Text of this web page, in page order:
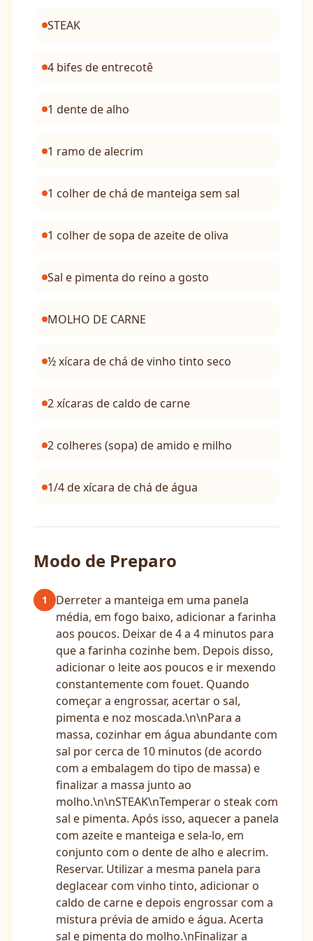
STEAK
4 bifes de entrecotê
1 dente de alho
1 ramo de alecrim
1 colher de chá de manteiga sem sal
1 colher de sopa de azeite de oliva
Sal e pimenta do reino a gosto
MOLHO DE CARNE
½ xícara de chá de vinho tinto seco
2 xícaras de caldo de carne
2 colheres (sopa) de amido e milho
1/4 de xícara de chá de água
Modo de Preparo
1
Derreter a manteiga em uma panela
média, em fogo baixo, adicionar a farinha
aos poucos. Deixar de 4 a 4 minutos para
que a farinha cozinhe bem. Depois disso,
adicionar o leite aos poucos e ir mexendo
constantemente com fouet. Quando
começar a engrossar, acertar o sal,
pimenta e noz moscada.\n\nPara a
massa, cozinhar em água abundante com
sal por cerca de 10 minutos (de acordo
com a embalagem do tipo de massa) e
finalizar a massa junto ao
molho.\n\nSTEAK\nTemperar o steak com
sal e pimenta. Após isso, aquecer a panela
com azeite e manteiga e sela-lo, em
conjunto com o dente de alho e alecrim.
Reservar. Utilizar a mesma panela para
deglacear com vinho tinto, adicionar o
caldo de carne e depois engrossar com a
mistura prévia de amido e água. Acerta
sal e pimenta do molho.\nFinalizar a